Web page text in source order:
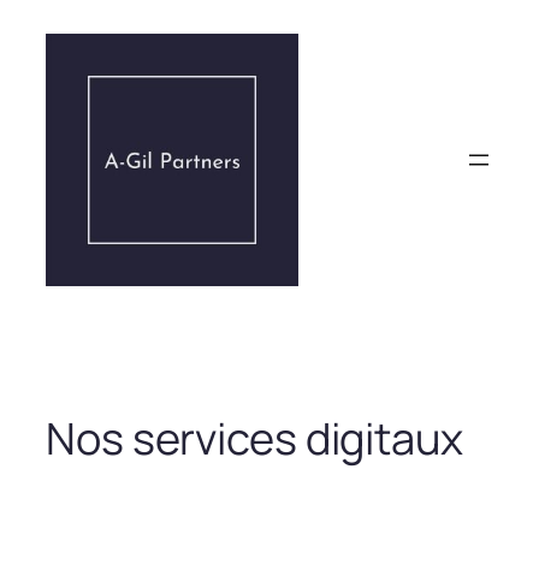
contenu
Nos services digitaux